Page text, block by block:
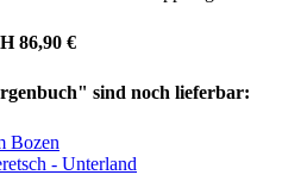
86,90 €
sind noch lieferbar:
Bozen
- Unterland